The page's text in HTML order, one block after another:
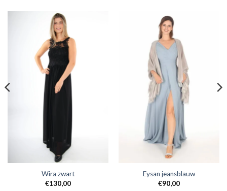
Wira zwart
€130,00
Eysan jeansblauw
€90,00